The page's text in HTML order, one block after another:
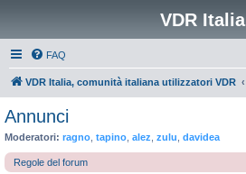
VDR Italia
FAQ
VDR Italia, comunità italiana utilizzatori VDR
Annunci
Moderatori: ragno tapino alez zulu davidea
Regole del forum